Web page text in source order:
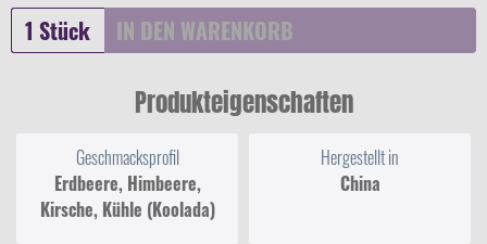
IN DEN WARENKORB
Produkteigenschaften
Geschmacksprofil
Erdbeere, Himbeere,
Kirsche, Kühle (Koolada)
Hergestellt in
China